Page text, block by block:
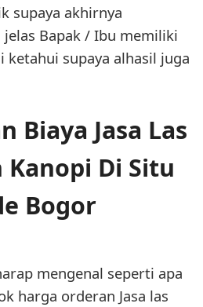
supaya akhirnya
jelas Bapak / Ibu memiliki
ketahui supaya alhasil juga
Biaya Jasa Las
Kanopi Di Situ
Bogor
mengenal seperti apa
harga orderan Jasa las